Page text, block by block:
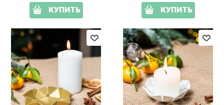
КУПИТЬ КУПИТЬ